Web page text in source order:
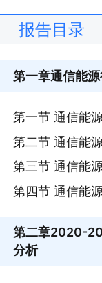
报告目录
第一章通信能
第一节 通信能
第二节 通信能
第三节 通信能
第四节 通信能
第二章2020-
分析